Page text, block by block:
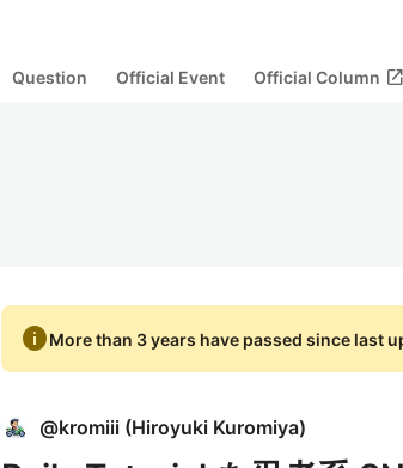
Question Official Event Official Column open_in_new
infoMore than 3 years have passed since last
@kromiii (Hiroyuki Kuromiya)